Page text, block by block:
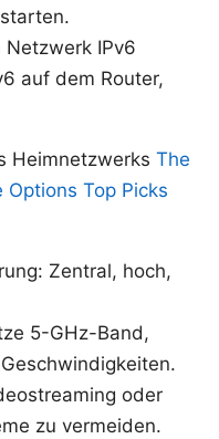
Netzwerk IPv6
auf dem Router,
Heimnetzwerks The
Top Picks
Zentral, hoch,
5-GHz-Band,
oder
zu vermeiden.